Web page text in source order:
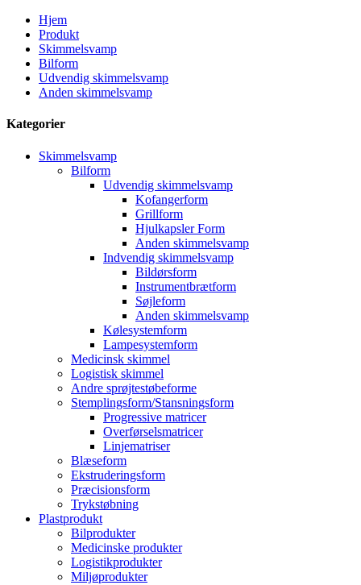
Hjem
Produkt
Skimmelsvamp
Bilform
Udvendig skimmelsvamp
Anden skimmelsvamp
Kategorier
Skimmelsvamp
Bilform
Udvendig skimmelsvamp
Kofangerform
Grillform
Hjulkapsler Form
Anden skimmelsvamp
Indvendig skimmelsvamp
Bildørsform
Instrumentbrætform
Søjleform
Anden skimmelsvamp
Kølesystemform
Lampesystemform
Medicinsk skimmel
Logistisk skimmel
Andre sprøjtestøbeforme
Stemplingsform/Stansningsform
Progressive matricer
Overførselsmatricer
Linjematriser
Blæseform
Ekstruderingsform
Præcisionsform
Trykstøbning
Plastprodukt
Bilprodukter
Medicinske produkter
Logistikprodukter
Miljøprodukter